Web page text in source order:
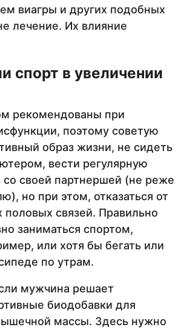
виагры и других подобных
лечение. Их влияние
спорт в увеличении
рекомендованы при
поэтому советую
образ жизни, не сидеть
вести регулярную
своей партнершей (не реже
но при этом, отказаться от
связей. Правильно
заниматься спортом,
или хотя бы бегать или
по утрам.
мужчина решает
биодобавки для
массы. Здесь нужно